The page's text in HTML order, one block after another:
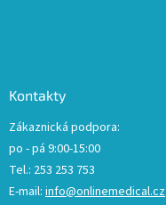
Kontakty
Zákaznická podpora:
po - pá 9:00-15:00
Tel.: 253 253 753
E-mail: info@onlinemedical.cz